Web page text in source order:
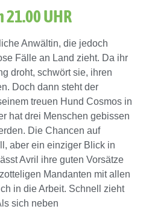
UHR
Anwältin, die jedoch
Fälle an Land zieht. Da ihr
droht, schwört sie, ihren
Doch dann steht der
treuen Hund Cosmos in
hat drei Menschen gebissen
Die Chancen auf
aber ein einziger Blick in
Avril ihre guten Vorsätze
Mandanten mit allen
in die Arbeit. Schnell zieht
sich neben